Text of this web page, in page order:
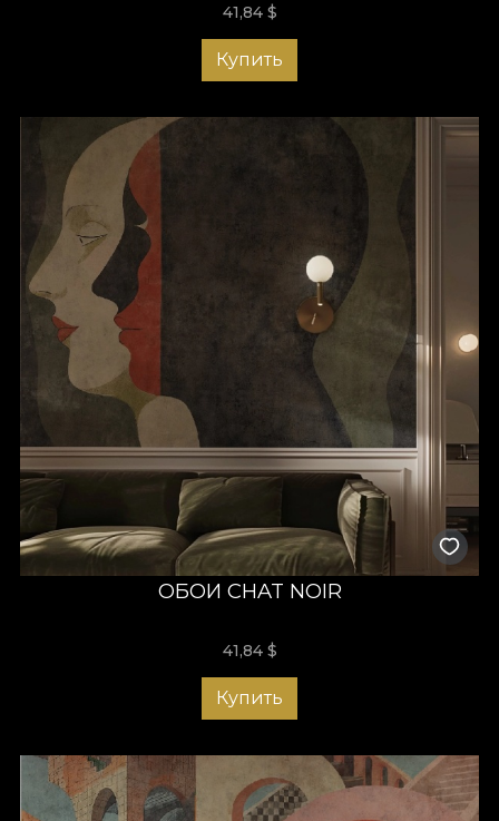
41,84 $
Купить
ОБОИ CHAT NOIR
41,84 $
Купить